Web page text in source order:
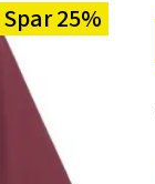
Spar 25%